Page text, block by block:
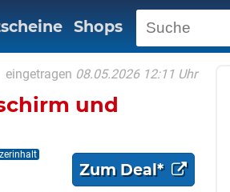
Shops
eingetragen 08.05.2026 12:11 Uhr
und
Zum Deal*